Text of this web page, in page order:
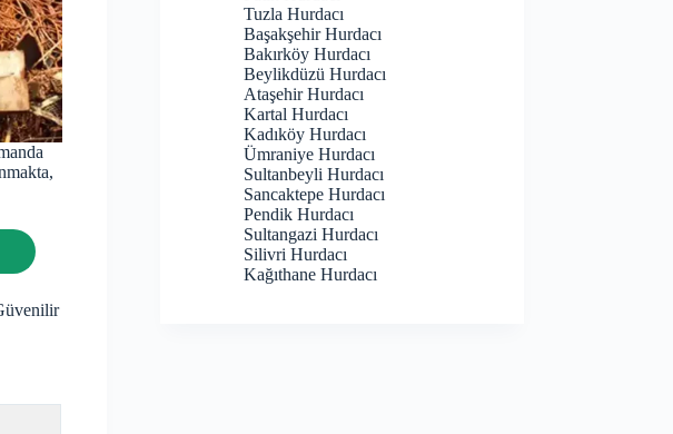
Tuzla Hurdacı
Başakşehir Hurdacı
Bakırköy Hurdacı
Beylikdüzü Hurdacı
Ataşehir Hurdacı
Kartal Hurdacı
Kadıköy Hurdacı
Ümraniye Hurdacı
Sultanbeyli Hurdacı
Sancaktepe Hurdacı
Pendik Hurdacı
Sultangazi Hurdacı
Silivri Hurdacı
Kağıthane Hurdacı